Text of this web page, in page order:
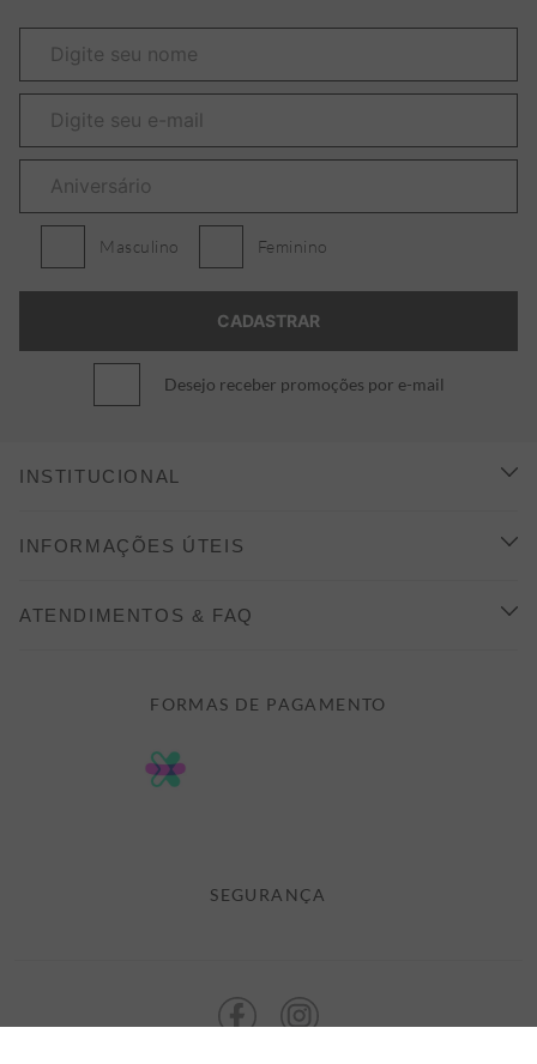
Masculino Feminino
Desejo receber promoções por e-mail
INSTITUCIONAL
CONHEÇA A ALEATORY
INFORMAÇÕES ÚTEIS
FORMAS DE PAGAMENTO
POLÍTICA DE PRIVACIDADE
ATENDIMENTOS & FAQ
ATENDIMENTO@ALEATORYSTORE.COM.BR
FORMAS DE PAGAMENTO
SEGURANÇA